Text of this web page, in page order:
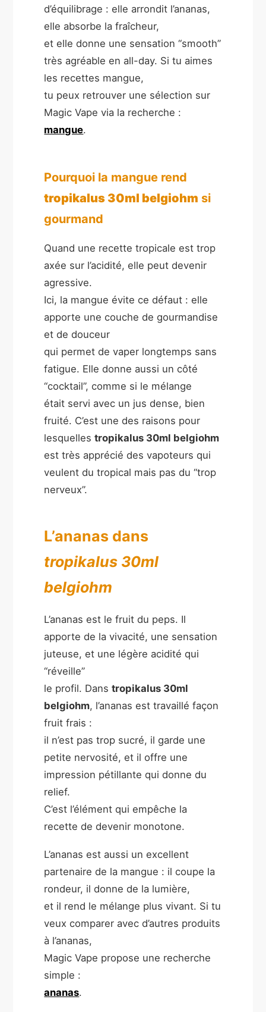
d’équilibrage : elle arrondit l’ananas,
elle absorbe la fraîcheur,
et elle donne une sensation “smooth”
très agréable en all-day. Si tu aimes
les recettes mangue,
tu peux retrouver une sélection sur
Magic Vape via la recherche :
mangue.
Pourquoi la mangue rend
tropikalus 30ml belgiohm si
gourmand
Quand une recette tropicale est trop
axée sur l’acidité, elle peut devenir
agressive.
Ici, la mangue évite ce défaut : elle
apporte une couche de gourmandise
et de douceur
qui permet de vaper longtemps sans
fatigue. Elle donne aussi un côté
“cocktail”, comme si le mélange
était servi avec un jus dense, bien
fruité. C’est une des raisons pour
lesquellestropikalus 30ml belgiohm
est très apprécié des vapoteurs qui
veulent du tropical mais pas du “trop
nerveux”.
L’ananas dans
tropikalus 30ml
belgiohm
L’ananas est le fruit du peps. Il
apporte de la vivacité, une sensation
juteuse, et une légère acidité qui
“réveille”
le profil. Danstropikalus 30ml
belgiohm, l’ananas est travaillé façon
fruit frais :
il n’est pas trop sucré, il garde une
petite nervosité, et il offre une
impression pétillante qui donne du
relief.
C’est l’élément qui empêche la
recette de devenir monotone.
L’ananas est aussi un excellent
partenaire de la mangue : il coupe la
rondeur, il donne de la lumière,
et il rend le mélange plus vivant. Si tu
veux comparer avec d’autres produits
à l’ananas,
Magic Vape propose une recherche
simple :
ananas.